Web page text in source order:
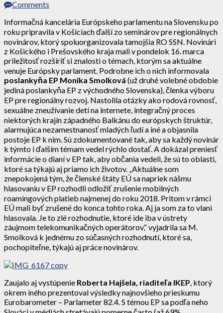
Comments
Informačná kancelária Európskeho parlamentu na Slovensku po
roku pripravila v Košiciach ďalší zo seminárov pre regionálnych
novinárov, ktorý spoluorganizovala tamojšia RO SSN. Novinári
z Košického i Prešovského kraja mali v pondelok 16. marca
príležitosť rozšíriť si znalosti o témach, ktorým sa aktuálne
venuje Európsky parlament. Podrobne ich o nich informovala
poslankyňa EP Monika Smolková (už druhé volebné obdobie
jediná poslankyňa EP z východného Slovenska), členka výboru
EP pre regionálny rozvoj. Nastolila otázky ako rodová rovnosť,
sexuálne zneužívanie detí na internete, integračný proces
niektorých krajín západného Balkánu do európskych štruktúr,
alarmujúca nezamestnanosť mladých ľudí a iné a objasnila
postoje EP k nim. Sú zdokumentované tak, aby sa každý novinár
k týmto i ďalším témam vedel rýchlo dostať. A dokázal preniesť
informácie o dianí v EP tak, aby občania vedeli, že sú to oblasti,
ktoré sa týkajú aj priamo ich životov. „Aktuálne som
znepokojená tým, že členské štáty EÚ sa napriek nášmu
hlasovaniu v EP rozhodli odložiť zrušenie mobilných
roamingových platieb najmenej do roku 2018. Pritom v rámci
EÚ mali byť zrušené do konca tohto roka. Aj ja som za to vlani
hlasovala. Je to zlé rozhodnutie, ktoré ide iba v ústrety
záujmom telekomunikačných operátorov,“ vyjadrila sa M.
Smolková k jednému zo súčasných rozhodnutí, ktoré sa,
pochopiteľne, týkajú aj práce novinárov.
Zaujalo aj vystúpenie Roberta Hajšela, riaditeľa IKEP , ktorý
okrem iného prezentoval výsledky najnovšieho prieskumu
Eurobarometer – Parlameter 82.4. S témou EP sa podľa neho